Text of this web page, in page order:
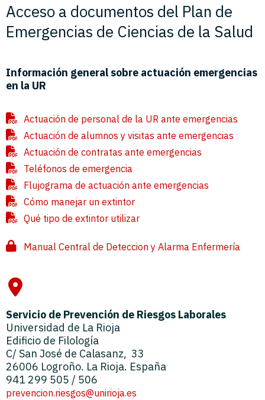
Acceso a documentos del Plan de
Emergencias de Ciencias de la Salud
Información general sobre actuación emergencias
en la UR
Actuación de personal de la UR ante emergencias
Actuación de alumnos y visitas ante emergencias
Actuación de contratas ante emergencias
Teléfonos de emergencia
Flujograma de actuación ante emergencias
Cómo manejar un extintor
Qué tipo de extintor utilizar
Manual Central de Deteccion y Alarma Enfermería
Servicio de Prevención de Riesgos Laborales
Universidad de La Rioja
Edificio de Filología
C/ San José de Calasanz, 33
26006 Logroño. La Rioja. España
941 299 505 / 506
prevencion.riesgos@unirioja.es